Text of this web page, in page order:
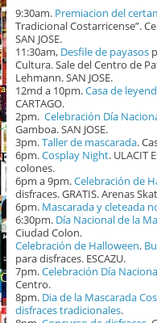
9:30am. Premiacion del
Tradicional Costarricense”.
SAN JOSE.
11:30am, Desfile de payasos
Cultura. Sale del Centro de
Lehmann. SAN JOSE.
12md a 10pm.Casa de
CARTAGO.
2pm. Celebración Día
Gamboa. SAN JOSE.
3pm.Taller de mascarada.
6pm.Cosplay Night. ULACIT
colones.
6pm a 9pm.Celebración de
disfraces. GRATIS. Arenas
6pm. Mascarada y cleteada
6:30pm. Día Nacional de la
Ciudad Colon.
Celebración de Halloween.
para disfraces. ESCAZU.
7pm.Celebración Día
Centro.
8pm. Dia de la Mascarada
disfraces tradicionales.